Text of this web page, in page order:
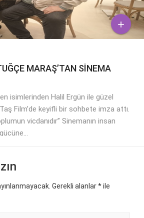

MARAŞ’TAN SİNEMA
isimlerinden Halil Ergün ile güzel
Film’de keyifli bir sohbete imza attı.
vicdanıdır” Sinemanın insan
Gerekli alanlar*ile